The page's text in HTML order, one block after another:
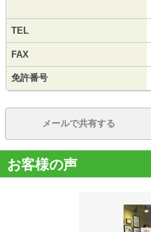
TEL
FAX
免許番号
メールで共有する
お客様の声